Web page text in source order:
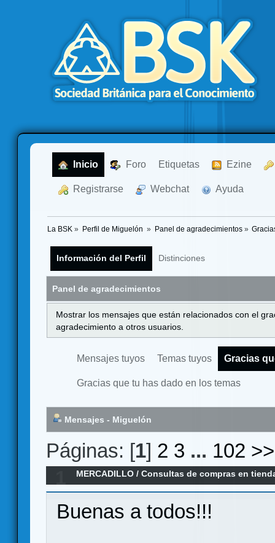
Inicio Foro Etiquetas Ezine
Registrarse Webchat Ayuda
La BSK » Perfil de Miguelón » Panel de agradecimientos»
Información del Perfil Distinciones
Panel de agradecimientos
Mostrar los mensajes que están relacionados con el
agradecimiento a otros usuarios.
Mensajes tuyos Temas tuyos Gracias
Gracias que tu has dado en los temas
Mensajes - Miguelón
Páginas: [1] 2 3 ... 102 >>
MERCADILLO /Consultas de compras en
equivocada
Buenas a todos!!!